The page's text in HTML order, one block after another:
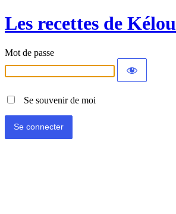
Les recettes de Kélou
Mot de passe
Se souvenir de moi